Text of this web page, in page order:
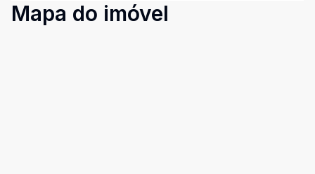
Mapa do imóvel